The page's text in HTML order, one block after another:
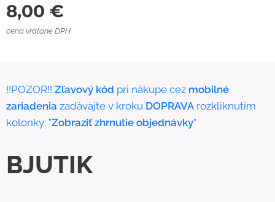
8,00 €
cena vrátane DPH
!!POZOR!! Zľavový kód pri nákupe cez mobilné
zariadenia zadávajte v kroku DOPRAVA rozkliknutím
kolonky: "Zobraziť zhrnutie objednávky"
BJUTIK